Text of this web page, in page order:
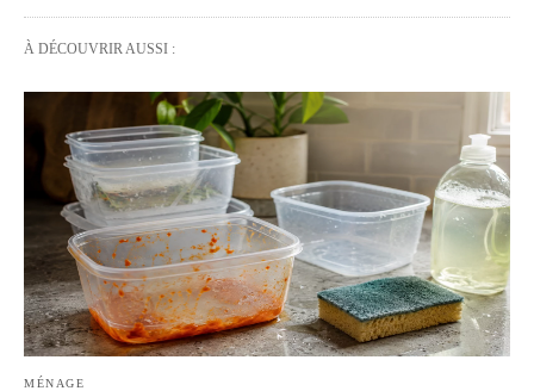
À DÉCOUVRIR AUSSI :
MÉNAGE